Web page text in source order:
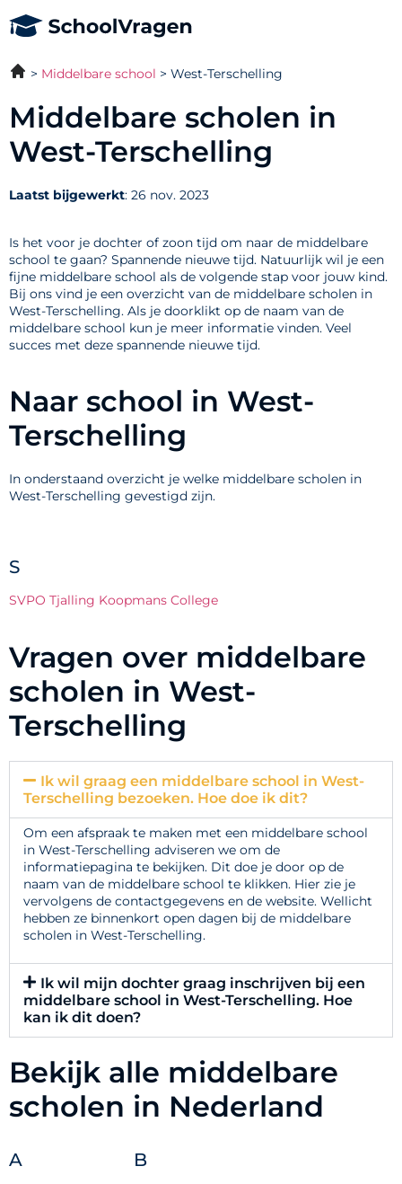
Middelbare school West-Terschelling
Middelbare scholen in
West-Terschelling
Laatst bijgewerkt: 26 nov. 2023
Is het voor je dochter of zoon tijd om naar de middelbare
school te gaan? Spannende nieuwe tijd. Natuurlijk wil je een
fijne middelbare school als de volgende stap voor jouw kind.
Bij ons vind je een overzicht van de middelbare scholen in
West-Terschelling. Als je doorklikt op de naam van de
middelbare school kun je meer informatie vinden. Veel
succes met deze spannende nieuwe tijd.
Naar school in West-
Terschelling
In onderstaand overzicht je welke middelbare scholen in
West-Terschelling gevestigd zijn.
S
SVPO Tjalling Koopmans College
Vragen over middelbare
scholen in West-
Terschelling
Ik wil graag een middelbare school in West-
Terschelling bezoeken. Hoe doe ik dit?
Om een afspraak te maken met een middelbare school
in West-Terschelling adviseren we om de
informatiepagina te bekijken. Dit doe je door op de
naam van de middelbare school te klikken. Hier zie je
vervolgens de contactgegevens en de website. Wellicht
hebben ze binnenkort open dagen bij de middelbare
scholen in West-Terschelling.
Ik wil mijn dochter graag inschrijven bij een
middelbare school in West-Terschelling. Hoe
kan ik dit doen?
Bekijk alle middelbare
scholen in Nederland
A B